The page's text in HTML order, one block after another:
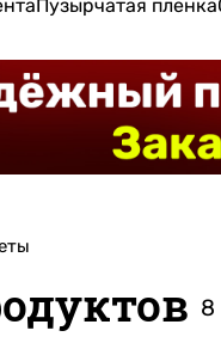
Пузырчатая пленка
8